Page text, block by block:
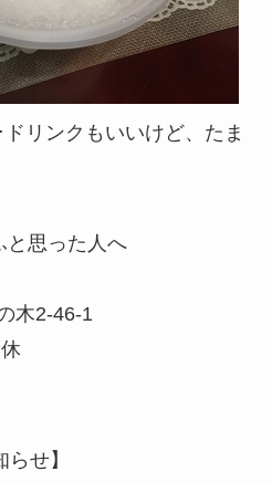
リンクもいいけど、たま
と思った人へ
木2-46-1
せ】